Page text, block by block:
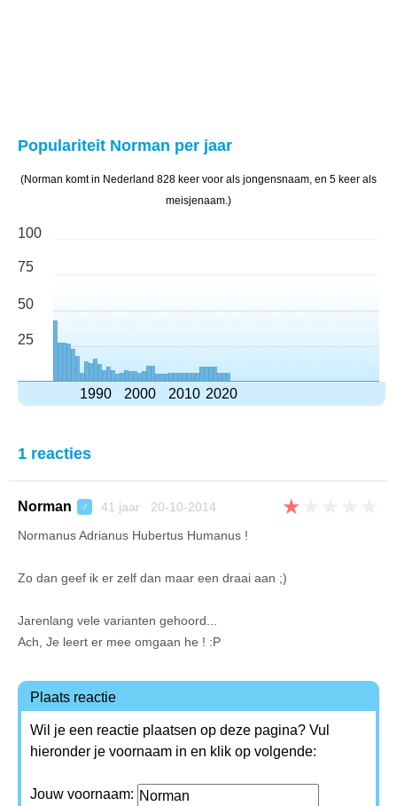
Populariteit Norman per jaar
(Norman komt in Nederland 828 keer voor als jongensnaam, en 5 keer als
meisjenaam.)
100
75
50
25
1990 2000 2010 2020
1 reacties
Norman ♂ 41 jaar 20-10-2014 ★
Normanus Adrianus Hubertus Humanus !
Zo dan geef ik er zelf dan maar een draai aan ;)
Jarenlang vele varianten gehoord...
Ach, Je leert er mee omgaan he ! :P
Plaats reactie
Wil je een reactie plaatsen op deze pagina? Vul
hieronder je voornaam in en klik op volgende:
Jouw voornaam: